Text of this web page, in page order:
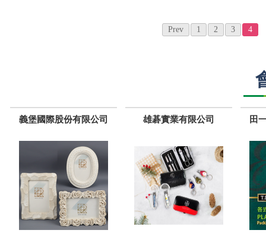
Prev 1 2 3 4
義堡國際股份有限公司 雄碁實業有限公司 田